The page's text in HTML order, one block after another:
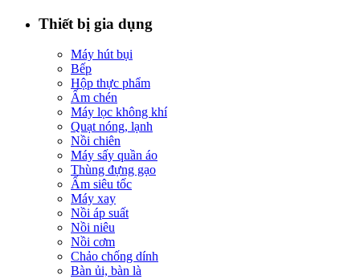
Thiết bị gia dụng
Máy hút bụi
Bếp
Hộp thực phẩm
Ấm chén
Máy lọc không khí
Quạt nóng, lạnh
Nồi chiên
Máy sấy quần áo
Thùng đựng gạo
Ấm siêu tốc
Máy xay
Nồi áp suất
Nồi niêu
Nồi cơm
Chảo chống dính
Bàn ủi, bàn là